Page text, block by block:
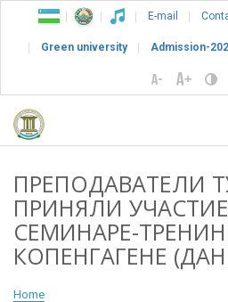
E-mail
Green university Admission-
ПРЕПОДАВАТЕЛИ
ПРИНЯЛИ
СЕМИНАРЕ-
КОПЕНГАГЕНЕ
Home